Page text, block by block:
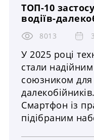
ТОП-10
водіїв-
8013
У 2025 році
стали надійним
союзником для
далекобійників.
Смартфон із
підібраним